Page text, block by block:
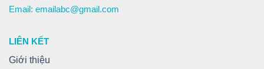
Email: emailabc@gmail.com
LIÊN KẾT
Giới thiệu